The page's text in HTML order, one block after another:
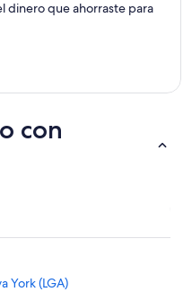
dinero que ahorraste para
con
York (LGA)